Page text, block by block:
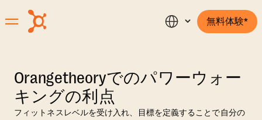
無料体験*
Orangetheoryでのパワーウォー
キングの利点
フィットネスレベルを受け入れ、目標を定義することで自分の